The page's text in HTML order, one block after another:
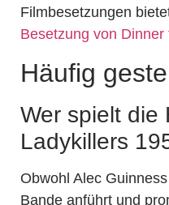
Filmbesetzungen
Besetzung von Dinner
Häufig
Wer spielt die
Ladykillers
Obwohl Alec
Bande anführt und